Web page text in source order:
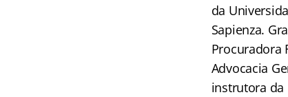
da
Sapienza.
Procuradora
Advocacia
instrutora da